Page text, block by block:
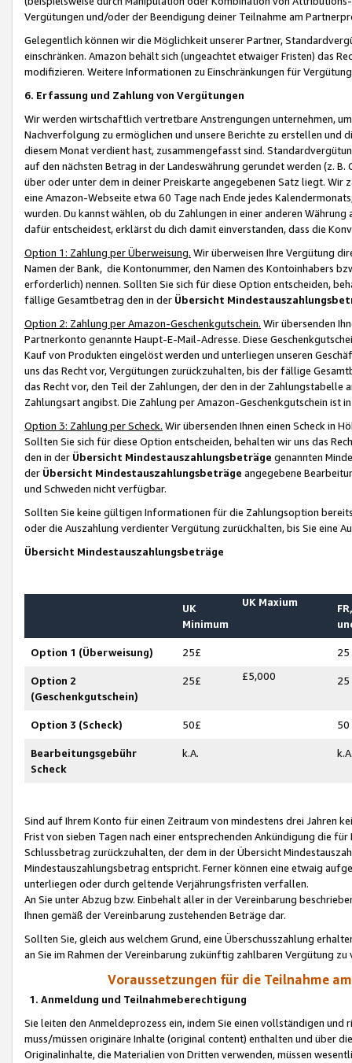
Vergütungen und/oder der Beendigung deiner Teilnahme am
Gelegentlich können wir die Möglichkeit unserer Partner,
einschränken. Amazon behält sich (ungeachtet etwaiger Fristen) das
modifizieren. Weitere Informationen zu Einschränkungen für
6. Erfassung und Zahlung von Vergütungen
Wir werden wirtschaftlich vertretbare Anstrengungen unternehmen,
Nachverfolgung zu ermöglichen und unsere Berichte zu erstellen und
diesem Monat verdient hast, zusammengefasst sind.
auf den nächsten Betrag in der Landeswährung gerundet werden (z.
über oder unter dem in deiner Preiskarte angegebenen Satz liegt.
eine Amazon-Webseite etwa 60 Tage nach Ende jedes
wurden. Du kannst wählen, ob du Zahlungen in einer anderen
dafür entscheidest, erklärst du dich damit einverstanden, dass die
Option 1: Zahlung per Überweisung. Wir überweisen Ihre Vergütung
Namen der Bank, die Kontonummer, den Namen des Kontoinhabers
erforderlich) nennen. Sollten Sie sich für diese Option entscheiden,
fällige Gesamtbetrag den in der Übersicht
Option 2: Zahlung per Amazon-Geschenkgutschein. Wir übersenden
Partnerkonto genannte Haupt-E-Mail-Adresse. Diese
Kauf von Produkten eingelöst werden und unterliegen unseren
uns das Recht vor, Vergütungen zurückzuhalten, bis der fällige
das Recht vor, den Teil der Zahlungen, der den in der
Zahlungsart angibst. Die Zahlung per Amazon-Geschenkgutschein ist
Option 3: Zahlung per Scheck. Wir übersenden Ihnen einen Scheck in
Sollten Sie sich für diese Option entscheiden, behalten wir uns das
den in der Übersicht Mindestauszahlungsbeträge genannten
der Übersicht Mindestauszahlungsbeträge angegebene
und Schweden nicht verfügbar.
Sollten Sie keine gültigen Informationen für die Zahlungsoption
oder die Auszahlung verdienter Vergütung zurückhalten, bis Sie
Übersicht Mindestauszahlungsbeträge
UK
Minimum
UK Maxium
Option 1 (Überweisung) 25£ 25
Option 2
(Geschenkgutschein)
25£ £5,000 25
Option 3 (Scheck) 50£ 50
Bearbeitungsgebühr
Scheck
k.A.
Sind auf Ihrem Konto für einen Zeitraum von mindestens drei Jahren
Frist von sieben Tagen nach einer entsprechenden Ankündigung die
Schlussbetrag zurückzuhalten, der dem in der Übersicht
Mindestauszahlungsbetrag entspricht. Ferner können eine etwaig
unterliegen oder durch geltende Verjährungsfristen verfallen.
An Sie unter Abzug bzw. Einbehalt aller in der Vereinbarung
Ihnen gemäß der Vereinbarung zustehenden Beträge dar.
Sollten Sie, gleich aus welchem Grund, eine Überschusszahlung
an Sie im Rahmen der Vereinbarung zukünftig zahlbaren Vergütung zu
Voraussetzungen für die Teilnahme
1. Anmeldung und Teilnahmeberechtigung
Sie leiten den Anmeldeprozess ein, indem Sie einen vollständigen
muss/müssen originäre Inhalte (original content) enthalten und über
Originalinhalte, die Materialien von Dritten verwenden, müssen